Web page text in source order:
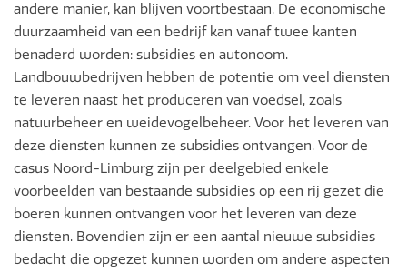
andere manier, kan blijven voortbestaan. De economische
duurzaamheid van een bedrijf kan vanaf twee kanten
benaderd worden: subsidies en autonoom.
Landbouwbedrijven hebben de potentie om veel diensten
te leveren naast het produceren van voedsel, zoals
natuurbeheer en weidevogelbeheer. Voor het leveren van
deze diensten kunnen ze subsidies ontvangen. Voor de
casus Noord-Limburg zijn per deelgebied enkele
voorbeelden van bestaande subsidies op een rij gezet die
boeren kunnen ontvangen voor het leveren van deze
diensten. Bovendien zijn er een aantal nieuwe subsidies
bedacht die opgezet kunnen worden om andere aspecten